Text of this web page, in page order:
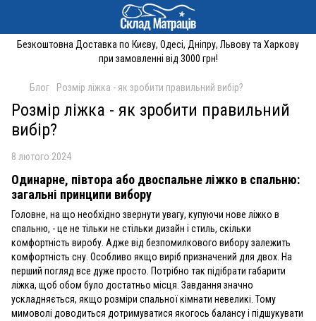
Безкоштовна Доставка по Києву, Одесі, Дніпру, Львову та Харкову
при замовленні від 3000 грн!
Блог Розмір ліжка - як зробити правильний вибір?
Розмір ліжка - як зробити правильний
вибір?
8 лютого 2024
Одинарне, півтора або двоспальне ліжко в спальню:
загальні принципи вибору
Головне, на що необхідно звернути увагу, купуючи нове ліжко в
спальню, - це не тільки не стільки дизайн і стиль, скільки
комфортність виробу. Адже від безпомилкового вибору залежить
комфортність сну. Особливо якщо виріб призначений для двох. На
перший погляд все дуже просто. Потрібно так підібрати габарити
ліжка, щоб обом було достатньо місця. Завдання значно
ускладняється, якщо розміри спальної кімнати невеликі. Тому
мимоволі доводиться дотримуватися якогось балансу і підшукувати